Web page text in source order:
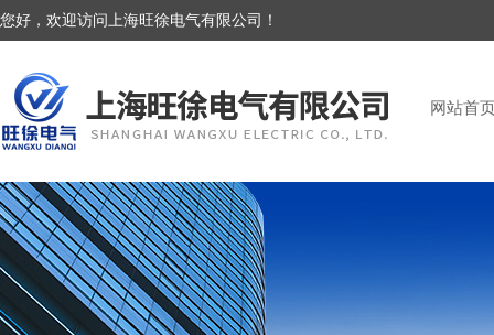
您好，欢迎访问上海旺徐电气有限公司！
网站首